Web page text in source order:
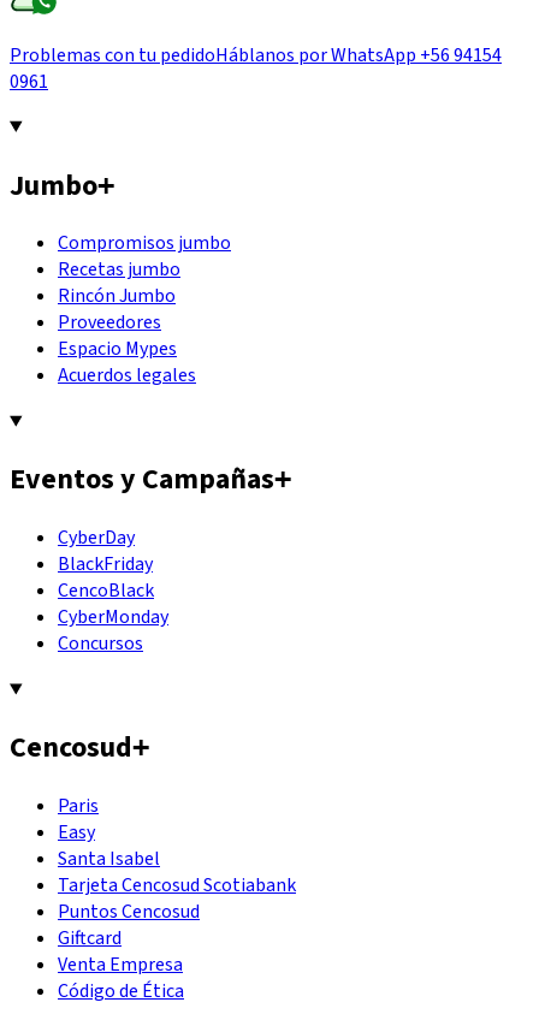
Problemas con tu pedidoHáblanos por WhatsApp +56 94154
0961
Jumbo+
Compromisos jumbo
Recetas jumbo
Rincón Jumbo
Proveedores
Espacio Mypes
Acuerdos legales
Eventos y Campañas+
CyberDay
BlackFriday
CencoBlack
CyberMonday
Concursos
Cencosud+
Paris
Easy
Santa Isabel
Tarjeta Cencosud Scotiabank
Puntos Cencosud
Giftcard
Venta Empresa
Código de Ética